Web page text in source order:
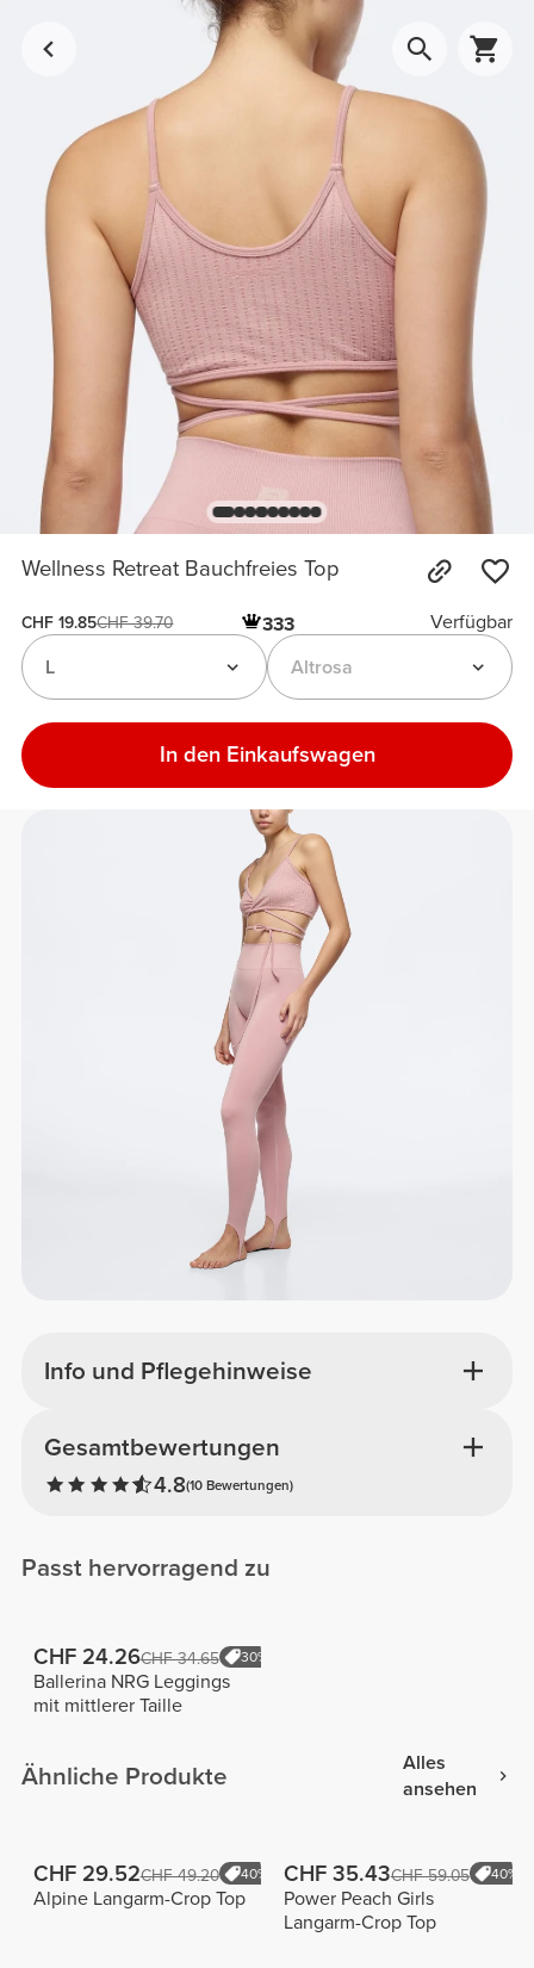
Wellness Retreat Bauchfreies Top
CHF 19.85CHF 39.70 333
Verfügbar
Altrosa
L
In den Einkaufswagen
Info und Pflegehinweise
Gesamtbewertungen
4.8(10 Bewertungen)
Passt hervorragend zu
CHF 24.26CHF 34.65 30%
Ballerina NRG Leggings
mit mittlerer Taille
Ähnliche Produkte
Alles
ansehen
CHF 29.52CHF 49.20 40%
Alpine Langarm-Crop Top
CHF 35.43CHF 59.05 40%
Power Peach Girls
Langarm-Crop Top